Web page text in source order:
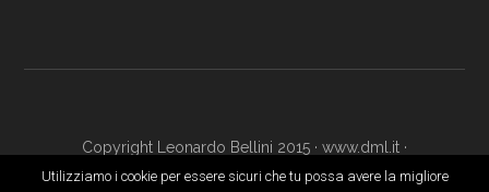
Copyright Leonardo Bellini 2015 · www.dml.it ·
www.digitalmarketingacademy.it· Login
Utilizziamo i cookie per essere sicuri che tu possa avere la migliore